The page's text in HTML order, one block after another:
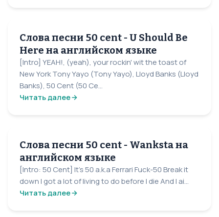
Слова песни 50 cent - U Should Be
Here на английском языке
[Intro] YEAH!, (yeah), your rockin' wit the toast of
New York Tony Yayo (Tony Yayo), Lloyd Banks (Lloyd
Banks), 50 Cent (50 Ce...
Читать далее
Слова песни 50 cent - Wanksta на
английском языке
[Intro: 50 Cent] It's 50 a.k.a Ferrari Fuck-50 Break it
down I got a lot of living to do before I die And I ai...
Читать далее